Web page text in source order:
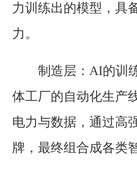
力训练出的模型，具
力。
制造层：AI的训
体工厂的自动化生产
电力与数据，通过高
牌，最终组合成各类